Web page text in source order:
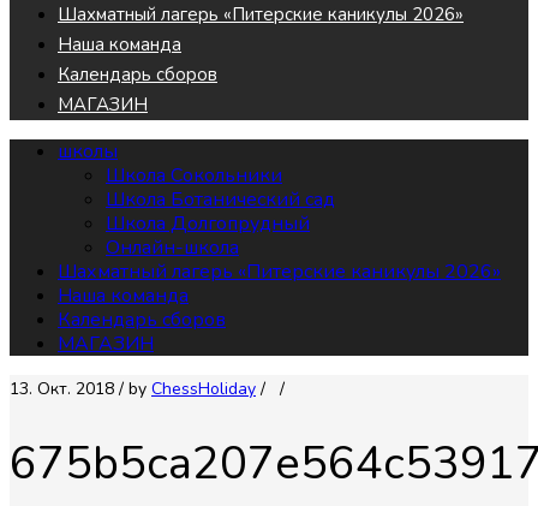
Шахматный лагерь «Питерские каникулы 2026»
Наша команда
Календарь сборов
МАГАЗИН
школы
Школа Сокольники
Школа Ботанический сад
Школа Долгопрудный
Онлайн-школа
Шахматный лагерь «Питерские каникулы 2026»
Наша команда
Календарь сборов
МАГАЗИН
13. Окт. 2018 / by СhessHoliday / /